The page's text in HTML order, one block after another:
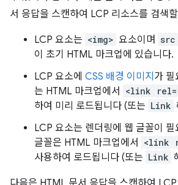
서 응답을 스캔하여 LCP 리소스를 검색
LCP 요소는 <img> 요소이며 src
이 초기 HTML 마크업에 있습니다.
LCP 요소에 CSS 배경 이미지 가 필
는 HTML 마크업에서
<link
하여 미리 로드됩니다 (또는 Link
LCP 요소는 렌더링에 웹 글꼴이 필
글꼴은 HTML 마크업에서
<link
사용하여 로드됩니다 (또는 Link